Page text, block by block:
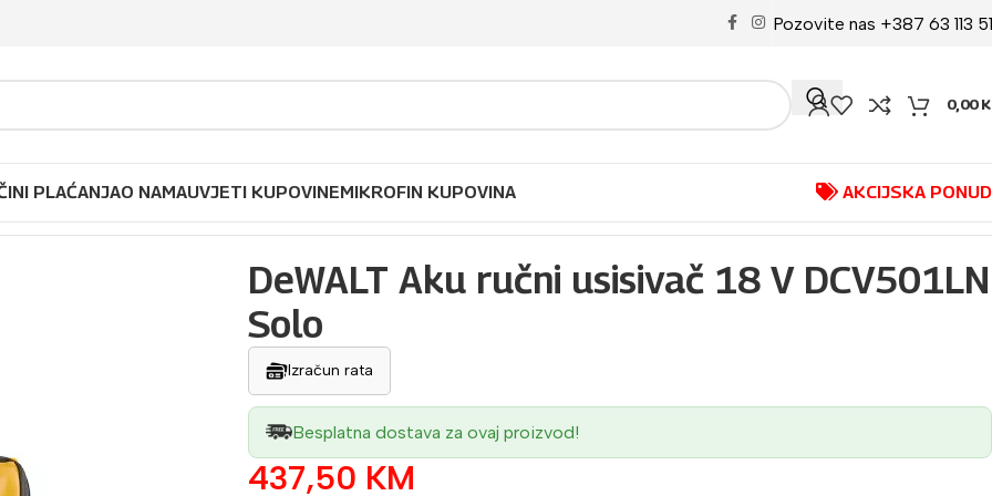
Pozovite nas +387 63 113
0,00
PLAĆANJAO NAMAUVJETI KUPOVINEMIKROFIN KUPOVINA AKCIJSKA
DeWALT Aku ručni usisivač 18 V DCV501LN
Solo
Izračun rata
Besplatna dostava za ovaj proizvod!
437,50 KM